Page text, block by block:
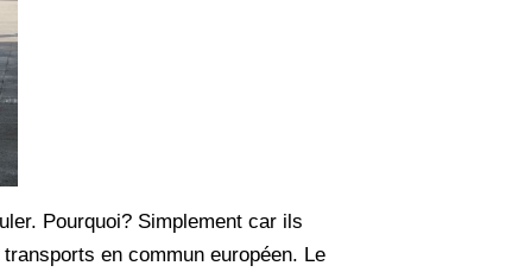
Pourquoi? Simplement car ils
en commun européen. Le